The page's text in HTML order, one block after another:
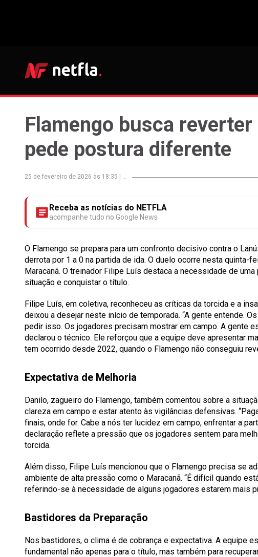
Flamengo busca
pede postura diferente
25 de fevereiro de 2026 às 18:35 ...
Receba as notícias do NETFLA
acompanhe tudo no Google News
O Flamengo se prepara para um confronto decisivo contra o
derrota por 1 a 0 na partida de ida. O duelo ocorre nesta quinta-
Maracanã. O treinador Filipe Luís destaca a necessidade de
situação e conquistar o título.
Filipe Luís, em coletiva, reconheceu as críticas da torcida e a
deixou a desejar neste início de temporada. “A gente entende.
pedir isso. Os jogadores precisam mostrar em campo. A gente
declarou o técnico. Ele reforçou que a equipe deve apresentar
tem ocorrido desde 2022, quando o Flamengo não conseguiu
Expectativa de Melhoria
Danilo, zagueiro do Flamengo, também comentou sobre a
clareza em campo e estar atento às vigilâncias defensivas.
finais, onde for. Cabe a nós ter lucidez em campo, enfrentar a
declaração reflete a pressão que os jogadores sentem para
torcida.
Além disso, Filipe Luís mencionou que o Flamengo precisa se
ambiente de alta pressão como o Maracanã. “É difícil quando
referindo-se à necessidade de alguns jogadores estarem mais
Bastidores da Preparação
Nos bastidores, o clima é de cobrança e expectativa. A equipe
fundamental não apenas para o título, mas também para